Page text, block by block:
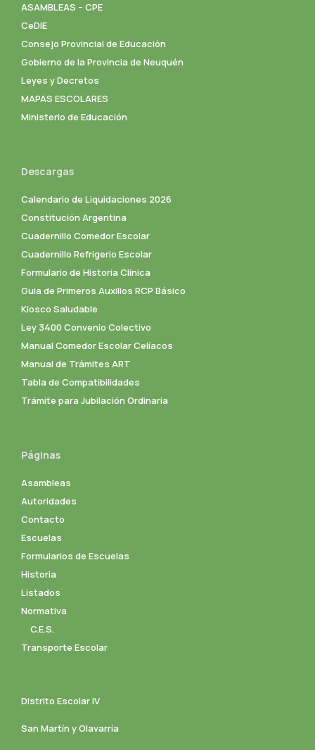
ASAMBLEAS – CPE
CeDIE
Consejo Provincial de Educación
Gobierno de la Provincia de Neuquén
Leyes y Decretos
MAPAS ESCOLARES
Ministerio de Educación
Descargas
Calendario de Liquidaciones 2026
Constitución Argentina
Cuadernillo Comedor Escolar
Cuadernillo Refrigerio Escolar
Formulario de Historia Clínica
Guia de Primeros Auxilios RCP Básico
Kiosco Saludable
Ley 3400 Convenio Colectivo
Manual Comedor Escolar Celíacos
Manual de Trámites ART
Tabla de Compatibilidades
Trámite para Jubilación Ordinaria
Páginas
Asambleas
Autoridades
Contacto
Escuelas
Formularios de Escuelas
Historia
Listados
Normativa
C.E.S.
Transporte Escolar
Distrito Escolar IV
San Martín y Olavarría